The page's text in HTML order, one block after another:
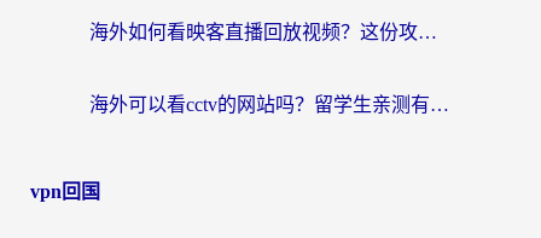
海外如何看映客直播回放视频？这份攻略帮你搞定（附腾讯优酷观看技巧）
海外可以看cctv的网站吗？留学生亲测有效的回国追剧方案
vpn回国